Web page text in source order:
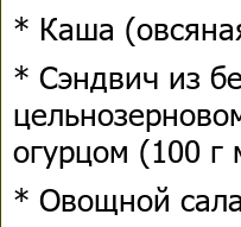
* Каша
* Сэндвич из
огурцом (100 г
* Овощной